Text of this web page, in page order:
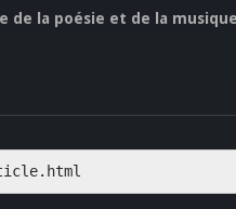
de la poésie et de la